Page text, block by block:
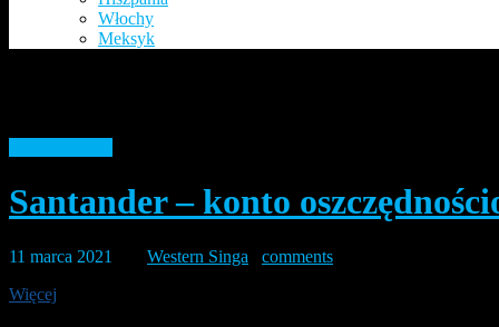
Włochy
Meksyk
Santander – konto
11 marca 2021 Western Singa
comments
Więcej